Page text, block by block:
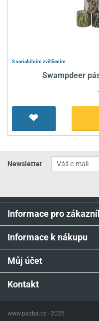
S variabilním zvětšením
Swampdeer
Newsletter
Informace pro
Informace k nákupu
Můj účet
Kontakt
www.pazba.cz - 2026